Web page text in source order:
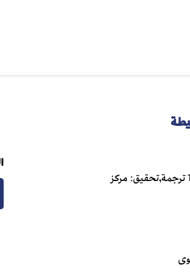
ترجمة,تحقيق:مركز